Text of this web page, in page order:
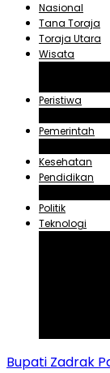
Nasional
Tana Toraja
Toraja Utara
Wisata
Peristiwa
Pemerintah
Kesehatan
Pendidikan
Politik
Teknologi
Bupati Zadrak